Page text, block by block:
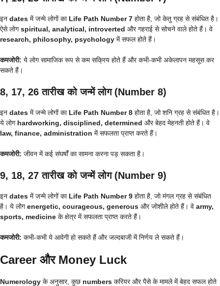
इन dates में जन्मे लोगों का Life Path Number 7 होता है, जो केतु ग्रह से संबंधित है।
ऐसे लोगspiritual, analytical, introverted और गहराई से सोचने वाले होते हैं। वे
research, philosophy, psychology में सफल होते हैं।
कमजोरी: ये लोग सामाजिक रूप से कम सक्रिय होते हैं और कभी-कभी अकेलापन महसूस कर
सकते हैं।
8, 17, 26 तारीख को जन्में लोग (Number 8)
इन dates में जन्मे लोगों का Life Path Number 8 होता है, जो शनि ग्रह से संबंधित है।
ये लोग hardworking, disciplined, determined और बेहद मेहनती होते हैं। वे
law, finance, administration में सफलता प्राप्त करते हैं।
कमजोरी: जीवन में कई संघर्षों का सामना करना पड़ सकता है।
9, 18, 27 तारीख को जन्में लोग (Number 9)
इन dates में जन्मे लोगों का Life Path Number 9 होता है, जो मंगल ग्रह से संबंधित
है। ये लोगenergetic, courageous, generous और जोशीले होते हैं। वे army,
sports, medicine के क्षेत्र में सफलता प्राप्त करते हैं।
कमजोरी: कभी-कभी ये आवेगी हो सकते हैं और जल्दबाजी में निर्णय ले सकते हैं।
Career और Money Luck
Numerology के अनुसार, कुछ numbers करियर और पैसे के मामले में बेहद सफल होते